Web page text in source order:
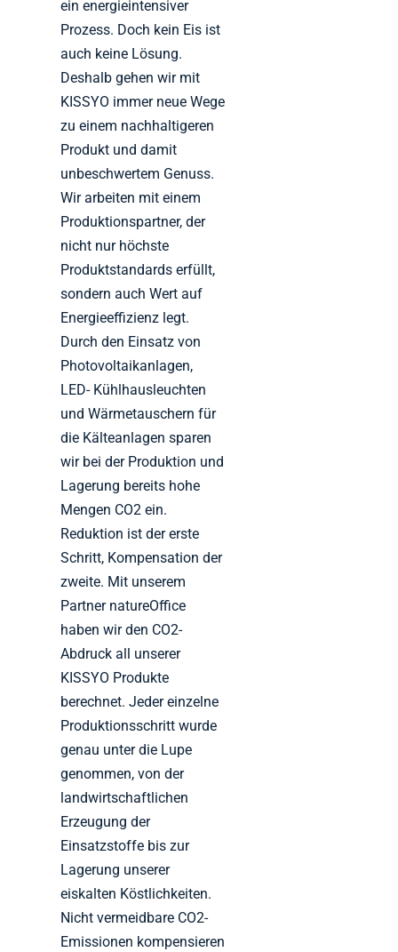
ein energieintensiver
Prozess. Doch kein Eis ist
auch keine Lösung.
Deshalb gehen wir mit
KISSYO immer neue Wege
zu einem nachhaltigeren
Produkt und damit
unbeschwertem Genuss.
Wir arbeiten mit einem
Produktionspartner, der
nicht nur höchste
Produktstandards erfüllt,
sondern auch Wert auf
Energieeffizienz legt.
Durch den Einsatz von
Photovoltaikanlagen,
LED- Kühlhausleuchten
und Wärmetauschern für
die Kälteanlagen sparen
wir bei der Produktion und
Lagerung bereits hohe
Mengen CO2 ein.
Reduktion ist der erste
Schritt, Kompensation der
zweite. Mit unserem
Partner natureOffice
haben wir den CO2-
Abdruck all unserer
KISSYO Produkte
berechnet. Jeder einzelne
Produktionsschritt wurde
genau unter die Lupe
genommen, von der
landwirtschaftlichen
Erzeugung der
Einsatzstoffe bis zur
Lagerung unserer
eiskalten Köstlichkeiten.
Nicht vermeidbare CO2-
Emissionen kompensieren